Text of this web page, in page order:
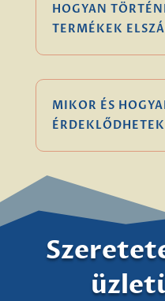
HOGYAN
TERMÉKEK
MIKOR ÉS